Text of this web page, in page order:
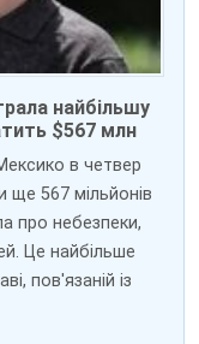
найбільшу
$567 млн
в четвер
ще 567 мільйонів
про небезпеки,
Це найбільше
пов'язаній із